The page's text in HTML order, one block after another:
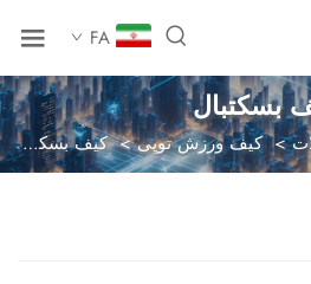
FA
بسکتبال
>کیف ورزش توپی>کیف بسکتبال